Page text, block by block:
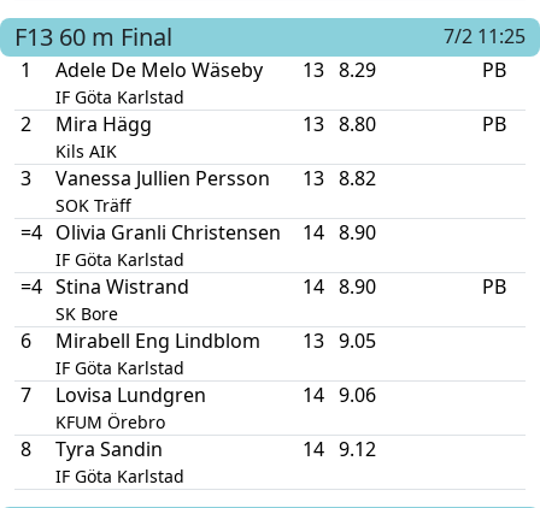
F13 60 m Final
7/2 11:25
1
Adele De Melo Wäseby
IF Göta Karlstad
13 8.29 PB
2 Mira Hägg
Kils AIK
13 8.80 PB
3 Vanessa Jullien Persson
SOK Träff
13 8.82
=4 Olivia Granli Christensen
IF Göta Karlstad
14 8.90
=4 Stina Wistrand
SK Bore
14 8.90 PB
6 Mirabell Eng Lindblom
IF Göta Karlstad
13 9.05
7 Lovisa Lundgren
KFUM Örebro
14 9.06
8 Tyra Sandin
IF Göta Karlstad
14 9.12